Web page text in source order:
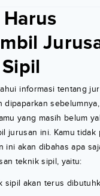
informasi tentang
dipaparkan
yang masih belum
jurusan ini. Kamu tidak
ini akan dibahas apa
teknik sipil, yaitu:
sipil akan terus